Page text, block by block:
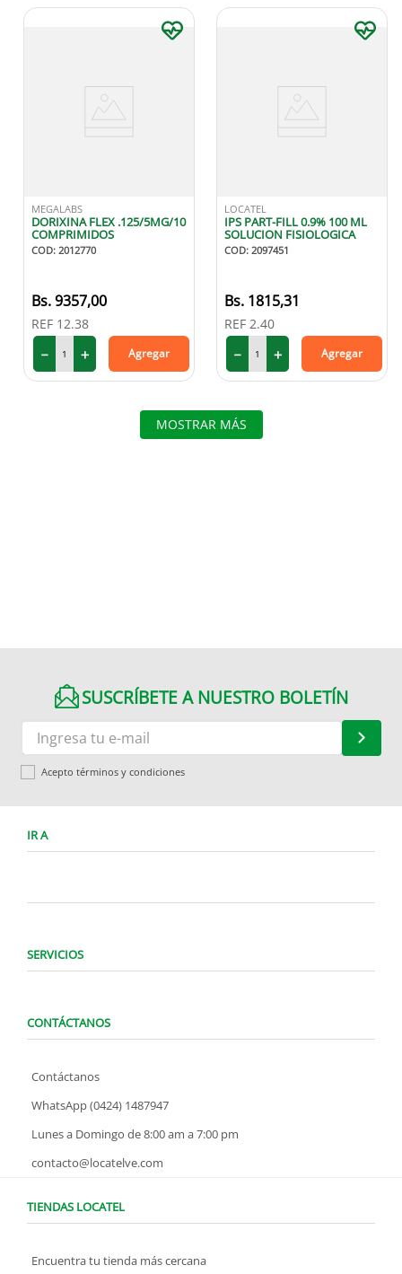
MEGALABS
DORIXINA FLEX .125/5MG/10
COMPRIMIDOS
COD: 2012770
9357,00
REF 12.38
＋
－ Agregar
LOCATEL
IPS PART-FILL 0.9% 100 ML
SOLUCION FISIOLOGICA
COD: 2097451
1815,31
REF 2.40
＋
－ Agregar
MOSTRAR MÁS
SUSCRÍBETE A NUESTRO BOLETÍN
Acepto términos y condiciones
IR A
SERVICIOS
CONTÁCTANOS
Contáctanos
WhatsApp (0424) 1487947
Lunes a Domingo de 8:00 am a 7:00 pm
contacto@locatelve.com
TIENDAS LOCATEL
Encuentra tu tienda más cercana